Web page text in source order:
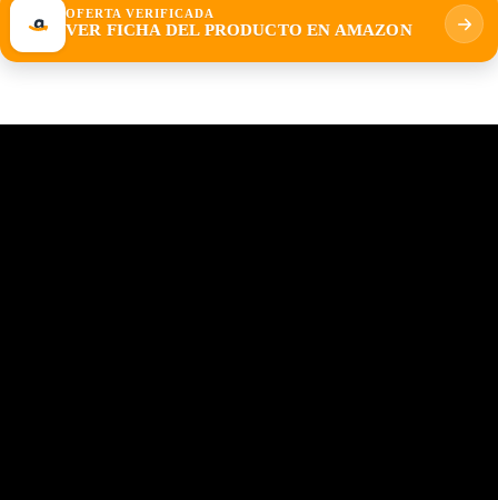
OFERTA VERIFICADA
VER FICHA DEL PRODUCTO EN AMAZON